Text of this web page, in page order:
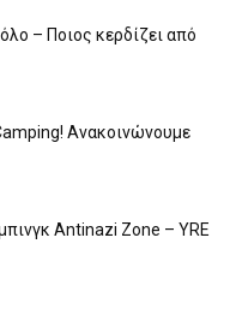
– Ποιος κερδίζει από
Ανακοινώνουμε
Antinazi Zone – YRE